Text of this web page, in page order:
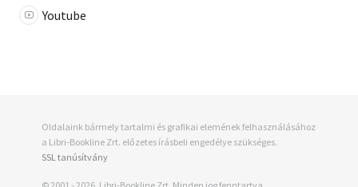
Youtube
Oldalaink bármely tartalmi és grafikai elemének felhasználásához
a Libri-Bookline Zrt. előzetes írásbeli engedélye szükséges.
SSL tanúsítvány